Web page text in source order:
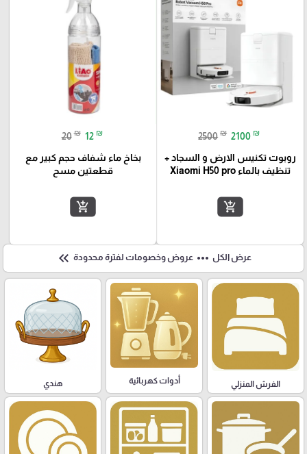
2500 ₪ 2100 ₪
روبوت تكنيس الارض و السجاد +
تنظيف بالماء Xiaomi H50 pro
add_shopping_cart
20 ₪ 12 ₪
بخاخ ماء شفاف حجم كبير مع
قطعتين مسح
add_shopping_cart
عرض الكل more_horiz عروض وخصومات لفترة محدودة keyboard_double_arrow_left
الفرش المنزلي أدوات كهربائية هندي